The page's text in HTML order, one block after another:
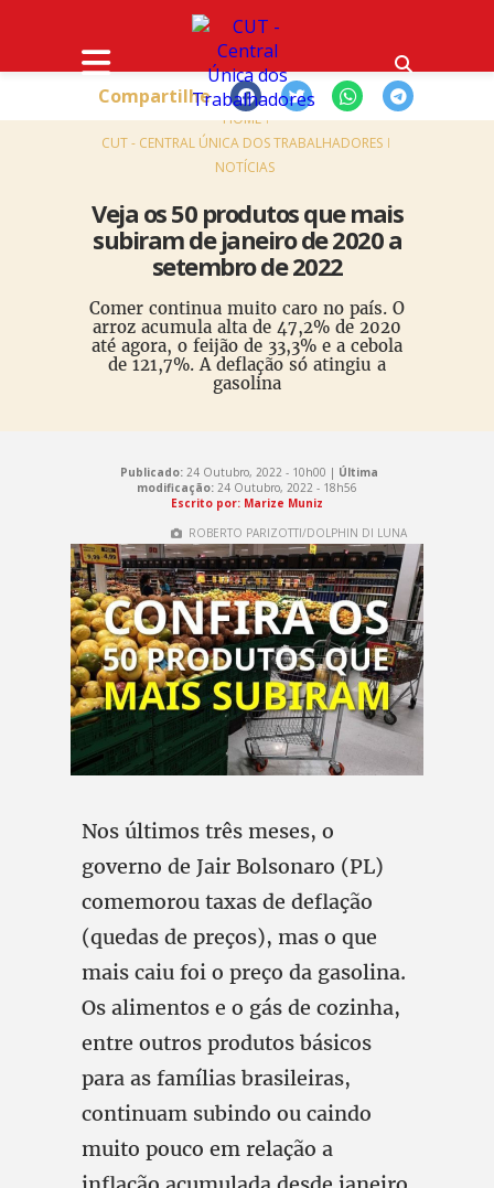
HOME
CUT - CENTRAL ÚNICA DOS TRABALHADORES
NOTÍCIAS
Veja os 50 produtos que mais
subiram de janeiro de 2020 a
setembro de 2022
Comer continua muito caro no país. O
arroz acumula alta de 47,2% de 2020
até agora, o feijão de 33,3% e a cebola
de 121,7%. A deflação só atingiu a
gasolina
Compartilhe
Publicado:24 Outubro, 2022 - 10h00 | Última
modificação: 24 Outubro, 2022 - 18h56
Escrito por: Marize Muniz
ROBERTO PARIZOTTI/DOLPHIN DI LUNA
Nos últimos três meses, o
governo de Jair Bolsonaro (PL)
comemorou taxas de deflação
(quedas de preços), mas o que
mais caiu foi o preço da gasolina.
Os alimentos e o gás de cozinha,
entre outros produtos básicos
para as famílias brasileiras,
continuam subindo ou caindo
muito pouco em relação a